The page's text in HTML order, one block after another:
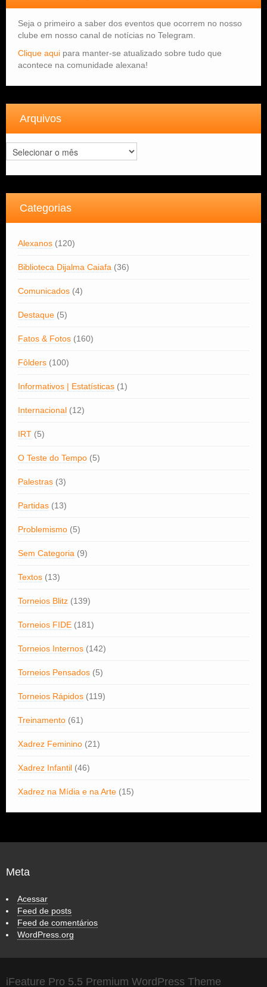
Seja o primeiro a saber dos eventos que ocorrem no nosso
clube em nosso canal de notícias no Telegram.
Clique aqui para manter-se atualizado sobre tudo que
acontece na comunidade alexana!
Arquivos
Arquivos
Categorias
Alexanos (120)
Biblioteca Dijalma Caiafa (36)
Comunicados (4)
Destaque (5)
Fatos & Fotos (160)
Fôlders (100)
Informativos | Estatísticas (1)
Internacional (12)
IRT (5)
O Teste do Tempo (5)
Palestras (3)
Partidas (13)
Problemismo (5)
Sem Categoria (9)
Textos (13)
Torneios Blitz (139)
Torneios FIDE (181)
Torneios Internos (142)
Torneios Pensados (5)
Torneios Rápidos (119)
Treinamento (61)
Xadrez Feminino (21)
Xadrez Infantil (46)
Xadrez na Mídia e na Arte (15)
Meta
Acessar
Feed de posts
Feed de comentários
WordPress.org
iFeature Pro 5.5 Premium WordPress Theme